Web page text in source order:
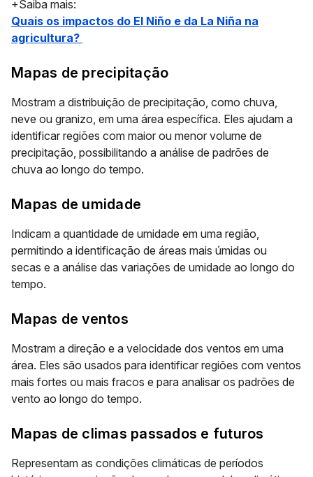
+Saiba mais:
Quais os impactos do El Niño e da La Niña na
agricultura?
Mapas de precipitação
Mostram a distribuição de precipitação, como chuva,
neve ou granizo, em uma área específica. Eles ajudam a
identificar regiões com maior ou menor volume de
precipitação, possibilitando a análise de padrões de
chuva ao longo do tempo.
Mapas de umidade
Indicam a quantidade de umidade em uma região,
permitindo a identificação de áreas mais úmidas ou
secas e a análise das variações de umidade ao longo do
tempo.
Mapas de ventos
Mostram a direção e a velocidade dos ventos em uma
área. Eles são usados para identificar regiões com ventos
mais fortes ou mais fracos e para analisar os padrões de
vento ao longo do tempo.
Mapas de climas passados e futuros
Representam as condições climáticas de períodos